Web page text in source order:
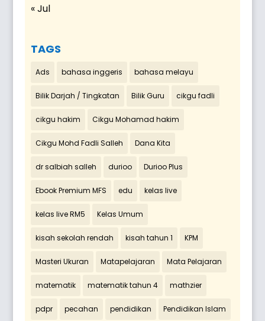
« Jul
TAGS
Ads bahasa inggeris bahasa melayu
Bilik Darjah / Tingkatan Bilik Guru cikgu fadli
cikgu hakim Cikgu Mohamad hakim
Cikgu Mohd Fadli Salleh Dana Kita
dr salbiah salleh durioo Durioo Plus
Ebook Premium MFS edu kelas live
kelas live RM5 Kelas Umum
kisah sekolah rendah kisah tahun 1 KPM
Masteri Ukuran Matapelajaran Mata Pelajaran
matematik matematik tahun 4 mathzier
pdpr pecahan pendidikan Pendidikan Islam